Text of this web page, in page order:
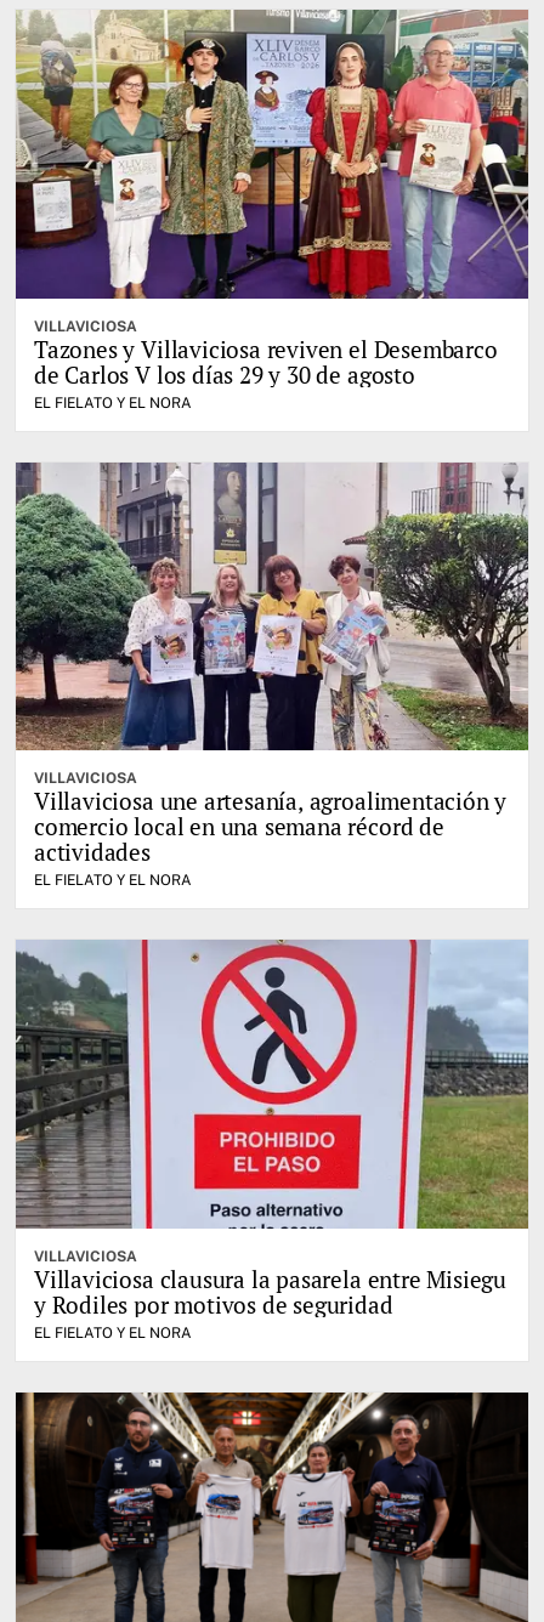
VILLAVICIOSA
Tazones y Villaviciosa reviven el Desembarco
de Carlos V los días 29 y 30 de agosto
EL FIELATO Y EL NORA
VILLAVICIOSA
Villaviciosa une artesanía, agroalimentación y
comercio local en una semana récord de
actividades
EL FIELATO Y EL NORA
VILLAVICIOSA
Villaviciosa clausura la pasarela entre Misiegu
y Rodiles por motivos de seguridad
EL FIELATO Y EL NORA